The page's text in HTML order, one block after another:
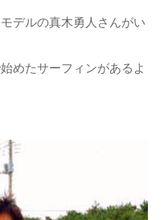
デルの真木勇人さんがい
めたサーフィンがあるよ